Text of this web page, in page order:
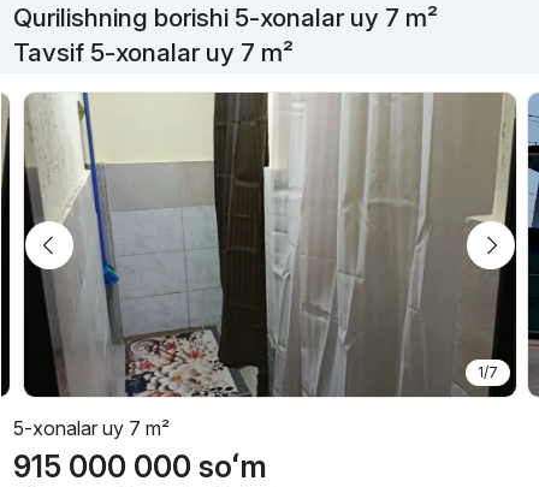
Qurilishning borishi 5-xonalar uy 7 m²
Tavsif 5-xonalar uy 7 m²
1/7
5-xonalar uy 7 m²
915 000 000 soʻm